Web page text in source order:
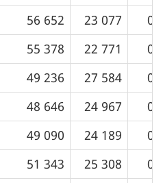
56 652 23 077
0
55 378 22 771
0
49 236 27 584
0
48 646 24 967
0
49 090 24 189
0
51 343 25 308
0